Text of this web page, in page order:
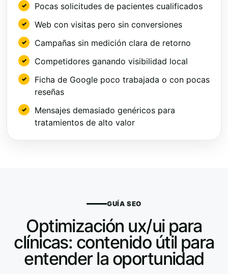
Pocas solicitudes de pacientes cualificados
Web con visitas pero sin conversiones
Campañas sin medición clara de retorno
Competidores ganando visibilidad local
Ficha de Google poco trabajada o con pocas
reseñas
Mensajes demasiado genéricos para
tratamientos de alto valor
GUÍA SEO
Optimización ux/ui para
clínicas: contenido útil para
entender la oportunidad